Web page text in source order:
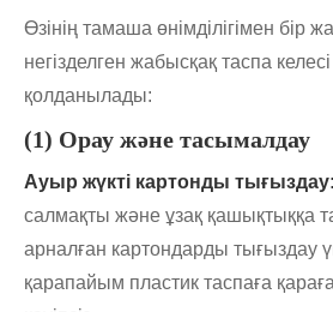
Өзінің тамаша өнімділігімен бір
негізделген жабысқақ таспа
қолданылады:
(1) Орау және тасымалдау
Ауыр жүкті картонды тығыздау:
салмақты және ұзақ қашықтыққа
арналған картондарды тығыздау
қарапайым пластик таспаға